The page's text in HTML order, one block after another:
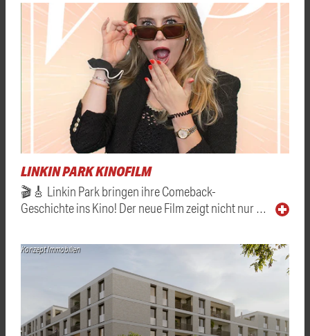
LINKIN PARK KINOFILM
🎬🎸 Linkin Park bringen ihre Comeback-
Geschichte ins Kino! Der neue Film zeigt nicht nur …
Konzept Immobilien